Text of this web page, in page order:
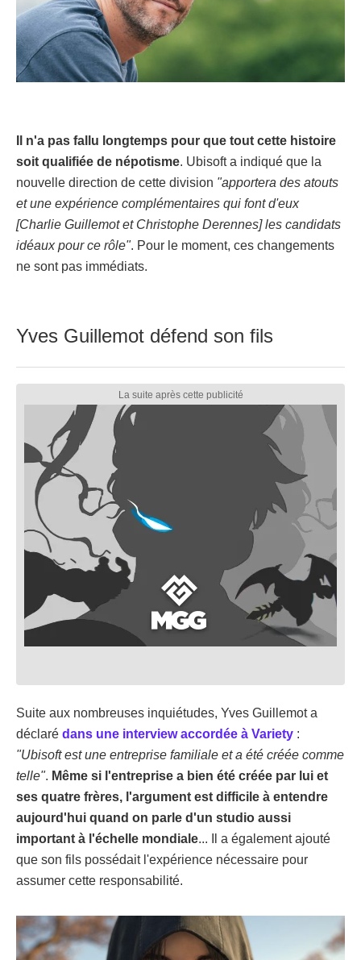
Il n'a pas fallu longtemps pour que tout cette histoire
soit qualifiée de népotisme. Ubisoft a indiqué que la
nouvelle direction de cette division "apportera des atouts
et une expérience complémentaires qui font d'eux
[Charlie Guillemot et Christophe Derennes] les candidats
idéaux pour ce rôle". Pour le moment, ces changements
ne sont pas immédiats.
Yves Guillemot défend son fils
Suite aux nombreuses inquiétudes, Yves Guillemot a
déclaré dans une interview accordée à Variety :
"Ubisoft est une entreprise familiale et a été créée comme
telle". Même si l'entreprise a bien été créée par lui et
ses quatre frères, l'argument est difficile à entendre
aujourd'hui quand on parle d'un studio aussi
important à l'échelle mondiale... Il a également ajouté
que son fils possédait l'expérience nécessaire pour
assumer cette responsabilité.